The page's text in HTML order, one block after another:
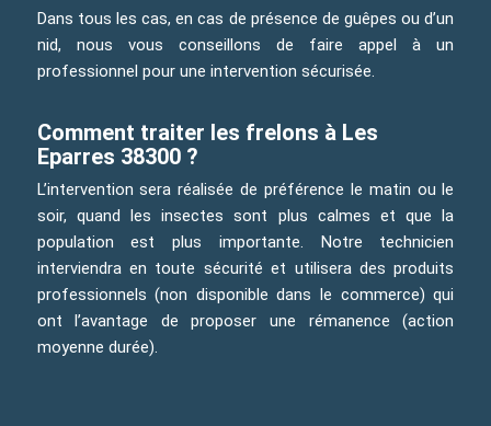
Dans tous les cas, en cas de présence de guêpes ou d’un
nid, nous vous conseillons de faire appel à un
professionnel pour une intervention sécurisée.
Comment traiter les frelons à Les
Eparres 38300 ?
L’intervention sera réalisée de préférence le matin ou le
soir, quand les insectes sont plus calmes et que la
population est plus importante. Notre technicien
interviendra en toute sécurité et utilisera des produits
professionnels (non disponible dans le commerce) qui
ont l’avantage de proposer une rémanence (action
moyenne durée).